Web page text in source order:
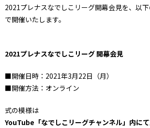
2021プレナスなでしこリーグ開幕会見を、以
で開催いたします。
2021プレナスなでしこリーグ 開幕会見
■開催日時：2021年3月22日（月）
■開催方法：オンライン
式の模様は
YouTube「なでしこリーグチャンネル」内に